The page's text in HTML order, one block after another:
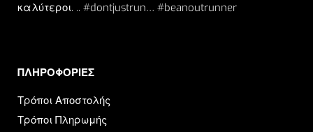
καλύτεροι. .. #dontjustrun… #beanoutrunner
ΠΛΗΡΟΦΟΡΙΕΣ​
Τρόποι Αποστολής
Τρόποι Πληρωμής